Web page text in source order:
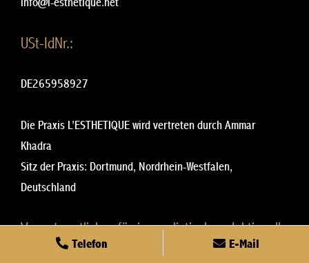
Telefon E-Mail
USt-IdNr.:
DE265958927
Die Praxis L’ESTHETIQUE wird vertreten durch Ammar
Khadra
Sitz der Praxis: Dortmund, Nordrhein-Westfalen,
Deutschland
Verantwortlicher für journalistisch-redaktionelle
Inhalte